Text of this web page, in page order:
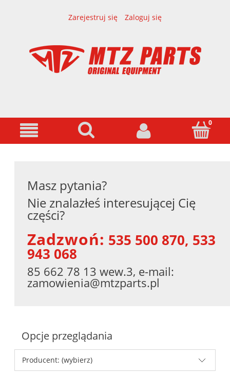
Zarejestruj się Zaloguj się
Masz pytania?
Nie znalazłeś interesującej Cię
części?
Zadzwoń: 535 500 870, 533
943 068
85 662 78 13 wew.3, e-mail:
zamowienia@mtzparts.pl
Opcje przeglądania
Producent: (wybierz)